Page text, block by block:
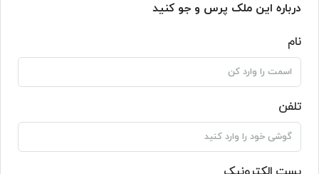
درباره این ملک پرس و جو کنید
نام
تلفن